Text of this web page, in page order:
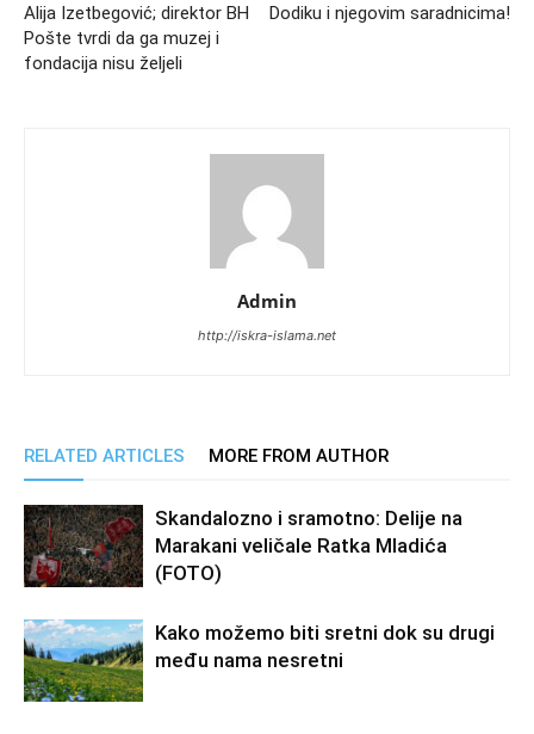
Alija Izetbegović; direktor BH
Pošte tvrdi da ga muzej i
fondacija nisu željeli
Dodiku i njegovim saradnicima!
Admin
http://iskra-islama.net
RELATED ARTICLES MORE FROM AUTHOR
Skandalozno i sramotno: Delije na
Marakani veličale Ratka Mladića
(FOTO)
Kako možemo biti sretni dok su drugi
među nama nesretni